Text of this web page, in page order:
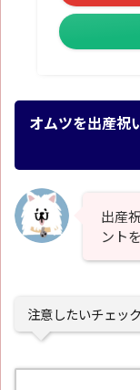
オムツを出産祝
出産
ント
注意したいチェッ